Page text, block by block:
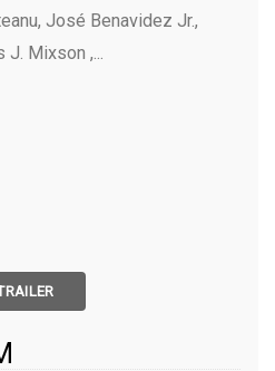
José Benavidez Jr.,
J. Mixson ,...